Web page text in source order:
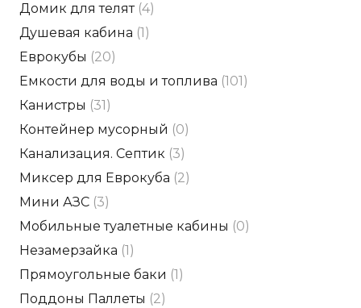
Домик для телят (4)
Душевая кабина (1)
Еврокубы (20)
Емкости для воды и топлива (101)
Канистры (31)
Контейнер мусорный (0)
Канализация. Септик (3)
Миксер для Еврокуба (2)
Мини АЗС (3)
Мобильные туалетные кабины (0)
Незамерзайка (1)
Прямоугольные баки (1)
Поддоны Паллеты (2)